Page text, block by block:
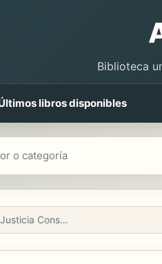
Biblioteca
libros disponibles
Reflexiones sobre Justicia Constitucional en Latinoamérica